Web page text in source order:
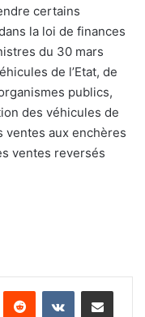
certains
la loi de finances
du 30 mars
de l’Etat, de
publics,
des véhicules de
ventes aux enchères
ventes reversés